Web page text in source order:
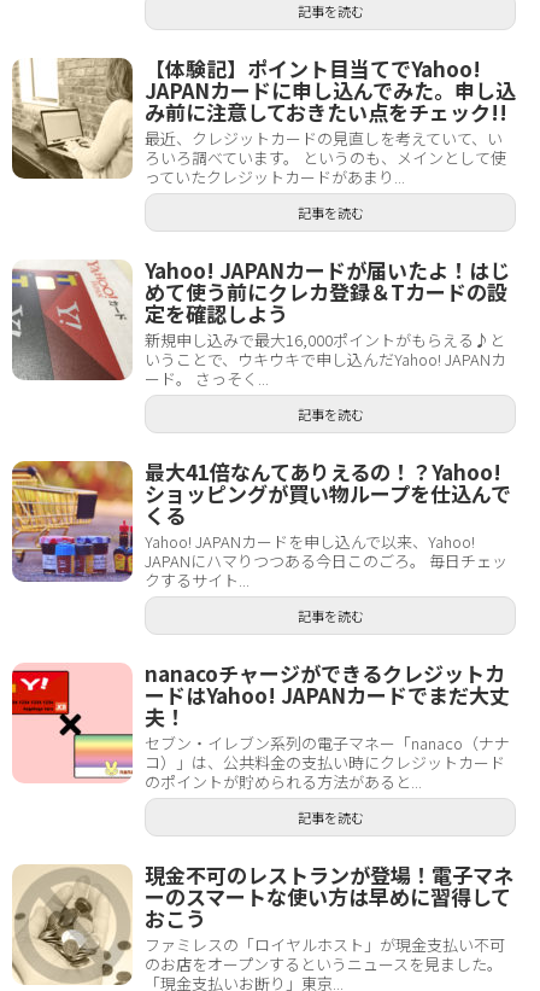
記事を読む
【体験記】ポイント目当てでYahoo!
JAPANカードに申し込んでみた。申し込
み前に注意しておきたい点をチェック!!
最近、クレジットカードの見直しを考えていて、い
ろいろ調べています。 というのも、メインとして使
っていたクレジットカードがあまり...
記事を読む
Yahoo! JAPANカードが届いたよ！はじ
めて使う前にクレカ登録＆Tカードの設
定を確認しよう
新規申し込みで最大16,000ポイントがもらえる♪と
いうことで、ウキウキで申し込んだYahoo! JAPANカ
ード。 さっそく...
記事を読む
最大41倍なんてありえるの！？Yahoo!
ショッピングが買い物ループを仕込んで
くる
Yahoo! JAPANカードを申し込んで以来、Yahoo!
JAPANにハマりつつある今日このごろ。 毎日チェッ
クするサイト...
記事を読む
nanacoチャージができるクレジットカ
ードはYahoo! JAPANカードでまだ大丈
夫！
セブン・イレブン系列の電子マネー「nanaco（ナナ
コ）」は、公共料金の支払い時にクレジットカード
のポイントが貯められる方法があると...
記事を読む
現金不可のレストランが登場！電子マネ
ーのスマートな使い方は早めに習得して
おこう
ファミレスの「ロイヤルホスト」が現金支払い不可
のお店をオープンするというニュースを見ました。
「現金支払いお断り」東京...